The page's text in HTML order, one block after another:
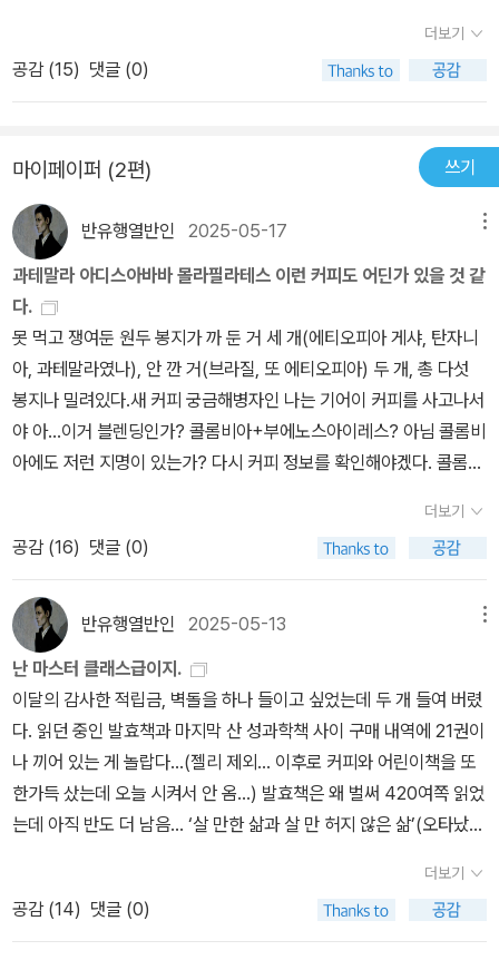
스. ·쾌락은 가장 온전하고 진실한 인간됨에 가까워지기 위한 관문이
다.
다니면서 읽기는 (사실 두꺼워서) 힘든 책이다. 부제도 조금 책에 관
한 정보를 전달하기에는 부족한 느낌이었다. ‘성적으로 완전한 당신
을 위한 책’이라고 해서 완전에 가까운 나는 오해하고 꾸역꾸역 500
책의 타겟이 누군지도 잘 알려주고, 책의 내용과도 더 연관되어 보인
다. 마스터 클래스 아니고 입문자 클래스야 심지어... 같은 번역자가
옮긴 ‘해부학자의 세계’ 간지나 보여서 꽂아만 두고 있다. 그 옆에 빌
헤이스의 해부학자는 올리버 색스 만나기 이전의 책인 걸로 아는데,
언젠가 읽긴 할 것 같고, 공교롭게도 그 옆의 페데리코안다아시의 소
설 ‘해부학자’는 클리스토리스의 발견에 관한 이야기라고 한다. 이것
도 언젠가는 읽겠군. 바톤을 넘겨 받듯, 책끼리는 이렇게 연결되어 있
다. 이 책 초반부에서 (대부분 자기 긍정 강조하는 성지식이 그러하듯
이) 거울 가져다 놓고 음핵 위치를 찾아보고, 성기를 관찰하고 긍정하
는 일기 같은 걸 쓰시오! 한다. 일기는 안 써 봤지만 이미 고대에 수료
어졌다. ‘운동 독립’이라는 몸 쓰는 법에 대한 책도 조금씩 보기 시작
한 참이다. 산만한 새끼야… 그 책 다 보고 다시 돌아왔는데 흠, 역시
나 나는 이 책이 필요 없었다. 그래도 이 책이 필요한 사람들은 많이
있을 것이라 생각한다. 적어도 내가 읽은 중에는 ’당신은 정상이다‘라
고 제일 많이 말한 책이 아닐까 싶다. 자기계발서 같은 건 대부분 나약
한 놈아, 넌 아직 멀었고 글렀으니까 굴러라 굴러, 하는 느낌인데, 이
책은 자기 긍정을 최선의 목표로 놓고, 그게 성적인 어려움을 해결하
는 가장 좋은 방법으로 여기는 것 같다. 뭐 그게 맞다. 마스터로서 인
정한다. 하하하. 책의 요약: ‘나는 정상이다. 너도 정상이다. 너는 완전
짱이다. 네 스스로가 허락하면 너는 천하무적이다. 네가 속고 있는 너
를 쭈그리 만드는 통념은 대부분 뻥이니까 뻥 차 버려라.‘ 그런 걸 뒷
게 쳐놨다. 나는 이 책이 필요하다고, 궁금하다고 하는 사람에게 줄 생
더보기
공감 (15) 댓글 (0)
마이페이퍼 (2편) 쓰기
반유행열반인 2025-05-17
과테말라 아디스아바바 몰라필라테스 이런 커피도 어딘가 있을 것 같
다.
못 먹고 쟁여둔 원두 봉지가 까 둔 거 세 개(에티오피아 게샤, 탄자니
아, 과테말라였나), 안 깐 거(브라질, 또 에티오피아) 두 개, 총 다섯
봉지나 밀려있다.새 커피 궁금해병자인 나는 기어이 커피를 사고나서
야 아...이거 블렌딩인가? 콜롬비아+부에노스아이레스? 아님 콜롬비
아에도 저런 지명이 있는가? 다시 커피 정보를 확인해야겠다. 콜롬비
던지다 들다 하는 책 목록을 확인한다. ‘음식의 영혼, 발효의 모든 것’-
곡물 발효, 그리츠 읽을 차례다. 벽돌인데 제법 많이 지나왔다. 읽기보
다 요즘은 책들을 지나가거나 지나치는 기분이다. ‘성과학 마스터 클
래스’ 원제가 Come as you are인데, 그대로도 좋고 너바나 떠올리
면 더 좋은 것을 참 속되게도 실용주의적으로 바꿔놨구만... 나 같으면
컴 애즈 유 아-성의 과학, 나는 정상이다- 따위로 원제 살리고 책은 못
팔고 회사에서 짤려서 질질 찌고 나오면서 너바나를 들었을 것 같다.
아니, 비정상이면 안 돼? 너무 정상성 강조한다. ‘정상이다.’엄청 나오
는데, 노말 어브노말일지 세인 인세인일지 원문 못 읽을 나는 모르겠
다. 그냥 유아 올라잇 했을 것도 같다. ‘밀레니엄1-여자를 증오하는 남
자들’ 이건 직장 동료가 스릴러? 이런 거 좋아한다고 댄 브라운, 해리
포터 같은 내가 한 권도 안 읽은 이름을 대는데, 거기다 대고 스웨덴
범죄 스릴러 한 권 보시죠, 데이빗 핀처 영화도 같이, 이러고 학교 도
더보기
공감 (16) 댓글 (0)
반유행열반인 2025-05-13
난 마스터 클래스급이지.
이달의 감사한 적립금, 벽돌을 하나 들이고 싶었는데 두 개 들여 버렸
다. 읽던 중인 발효책과 마지막 산 성과학책 사이 구매 내역에 21권이
나 끼어 있는 게 놀랍다...(젤리 제외... 이후로 커피와 어린이책을 또
한가득 샀는데 오늘 시켜서 안 옴...) 발효책은 왜 벌써 420여쪽 읽었
는데 아직 반도 더 남음... ‘살 만한 삶과 살 만 허지 않은 삶’(오타났는
리 신간 중에 뭐 사야지... 하다가 아니!!!마스터 클래스라니... 저 정도
면 저 분야 도서 나름 마스터인 내가 최종 클라스로다가 봐도 되겠
더보기
공감 (14) 댓글 (0)